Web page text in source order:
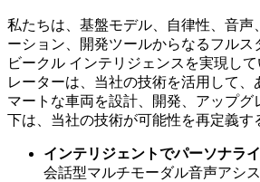
私たちは、基盤モデル、自律性、音声
ーション、開発ツールからなるフルス
ビークル インテリジェンスを実現し
レーターは、当社の技術を活用して、
マートな車両を設計、開発、アップグ
下は、当社の技術が可能性を再定義す
インテリジェントでパーソナラ
会話型マルチモーダル音声アシ